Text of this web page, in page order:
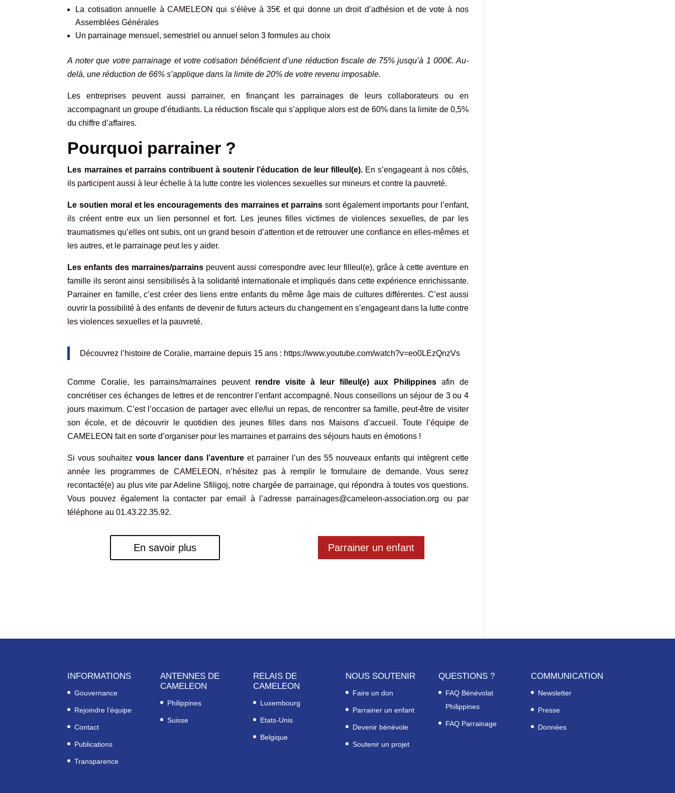
La cotisation annuelle à CAMELEON qui s’élève à 35€ et qui donne un droit d’adhésion et de vote à nos
Assemblées Générales
Un parrainage mensuel, semestriel ou annuelselon 3 formules au choix
A noter que votre parrainage et votre cotisation bénéficient d’une réduction fiscale de 75% jusqu’à 1 000€. Au-
delà, une réduction de 66% s’applique dans la limite de 20% de votre revenu imposable.
Les entreprises peuvent aussi parrainer, en finançant les parrainages de leurs collaborateurs ou en
accompagnant un groupe d’étudiants. La réduction fiscale qui s’applique alors est de 60% dans la limite de 0,5%
du chiffre d’affaires.
Pourquoi parrainer ?
Les marraines et parrains contribuent à soutenir l’éducation de leur filleul(e). En s’engageant à nos côtés,
ils participent aussi à leur échelle à la lutte contre les violences sexuelles sur mineurs et contre la pauvreté.
Le soutien moral et les encouragements des marraines et parrains sont également importants pour l’enfant,
ils créent entre eux un lien personnel et fort. Les jeunes filles victimes de violences sexuelles, de par les
traumatismes qu’elles ont subis, ont un grand besoin d’attention et de retrouver une confiance en elles-mêmes et
les autres, et le parrainage peut les y aider.
Les enfants des marraines/parrains peuvent aussi correspondre avec leur filleul(e), grâce à cette aventure en
famille ils seront ainsi sensibilisés à la solidarité internationale et impliqués dans cette expérience enrichissante.
Parrainer en famille, c’est créer des liens entre enfants du même âge mais de cultures différentes. C’est aussi
ouvrir la possibilité à des enfants de devenir de futurs acteurs du changement en s’engageant dans la lutte contre
les violences sexuelles et la pauvreté.
Découvrez l’histoire de Coralie, marraine depuis 15 ans : https://www.youtube.com/watch?v=eo0LEzQnzVs
Comme Coralie, les parrains/marraines peuvent rendre visite à leur filleul(e) aux Philippinesafin de
concrétiser ces échanges de lettres et de rencontrer l’enfant accompagné. Nous conseillons un séjour de 3 ou 4
jours maximum. C’est l’occasion de partager avec elle/lui un repas, de rencontrer sa famille, peut-être de visiter
son école, et de découvrir le quotidien des jeunes filles dans nos Maisons d’accueil. Toute l’équipe de
CAMELEON fait en sorte d’organiser pour les marraines et parrains des séjours hauts en émotions !
Si vous souhaitezvous lancer dans l’aventure et parrainer l’un des 55 nouveaux enfants qui intègrent cette
année les programmes de CAMELEON, n’hésitez pas à remplir
le formulaire de demande. Vous serez
recontacté(e) au plus vite par Adeline Sfiligoj, notre chargée de parrainage, qui répondra à toutes vos questions.
Vous pouvez également la contacter par email à l’adresse parrainages@cameleon-association.org ou par
téléphone au 01.43.22.35.92.
En savoir plus Parrainer un enfant
INFORMATIONS
Gouvernance
Rejoindre l’équipe
Contact
Publications
Transparence
ANTENNES DE
CAMELEON
Philippines
Suisse
RELAIS DE
CAMELEON
Luxembourg
Etats-Unis
Belgique
NOUS SOUTENIR
Faire un don
Parrainer un enfant
Devenir bénévole
Soutenir un projet
QUESTIONS ?
FAQ Bénévolat
Philippines
FAQ Parrainage
COMMUNICATION
Newsletter
Presse
Données